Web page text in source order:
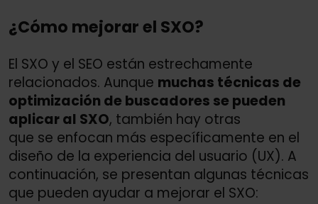
¿Cómo mejorar el SXO?
El SXO y el SEO están estrechamente
relacionados. Aunque muchas técnicas de
optimización de buscadores se pueden
aplicar al SXO, también hay otras
que se enfocan más específicamente en el
diseño de la experiencia del usuario (UX). A
continuación, se presentan algunas técnicas
que pueden ayudar a mejorar el SXO: